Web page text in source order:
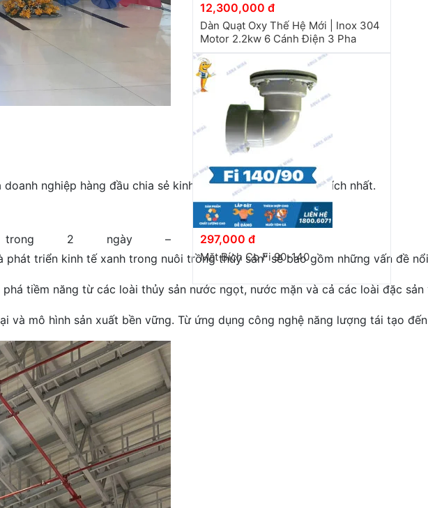
nghiệp hàng đầu chia sẻ kinh nghiệm và giải pháp hữu ích nhất.
trong 2 ngày –
triển kinh tế xanh trong nuôi trồng thủy sản” sẽ bao gồm những vấn đề
tiềm năng từ các loài thủy sản nước ngọt, nước mặn và cả các loài đặc sản
mô hình sản xuất bền vững. Từ ứng dụng công nghệ năng lượng tái tạo
12,300,000 đ
Dàn Quạt Oxy Thế Hệ Mới | Inox 304
Motor 2.2kw 6 Cánh Điện 3 Pha
297,000 đ
Mặt Bích Co Fi 90-140